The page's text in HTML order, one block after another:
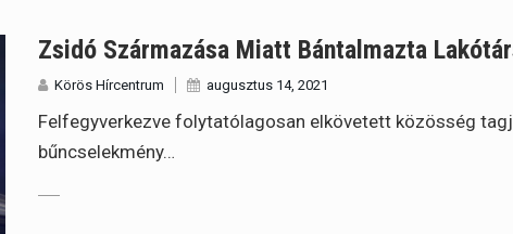
Zsidó Származása Miatt Bántalmazta
Körös Hírcentrum augusztus 14, 2021
Felfegyverkezve folytatólagosan elkövetett közösség
bűncselekmény…